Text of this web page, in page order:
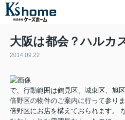
大阪は都会？ハルカ
2014.09.22
で、行動範囲は鶴見区、城東区、旭
倍野区の物件のご案内に行って参り
倍野区にお店を構えておられます。